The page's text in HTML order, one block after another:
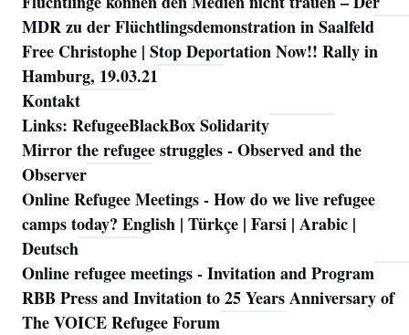
MDR zu der Flüchtlingsdemonstration in Saalfeld
Free Christophe | Stop Deportation Now!! Rally in
Hamburg, 19.03.21
Kontakt
Links: RefugeeBlackBox Solidarity
Mirror the refugee struggles - Observed and the
Observer
Online Refugee Meetings - How do we live refugee
camps today? English | Türkçe | Farsi | Arabic |
Deutsch
Online refugee meetings - Invitation and Program
RBB Press and Invitation to 25 Years Anniversary of
The VOICE Refugee Forum